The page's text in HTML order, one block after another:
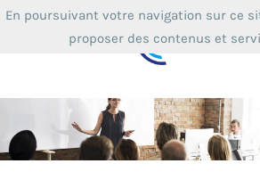
En poursuivant votre navigation sur ce
proposer des contenus et